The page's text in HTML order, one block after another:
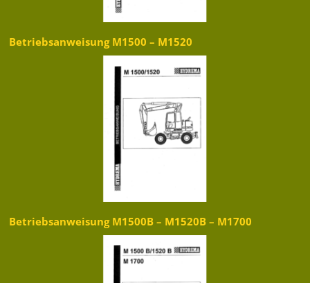
Betriebsanweisung M1500 – M1520
Betriebsanweisung M1500B – M1520B – M1700